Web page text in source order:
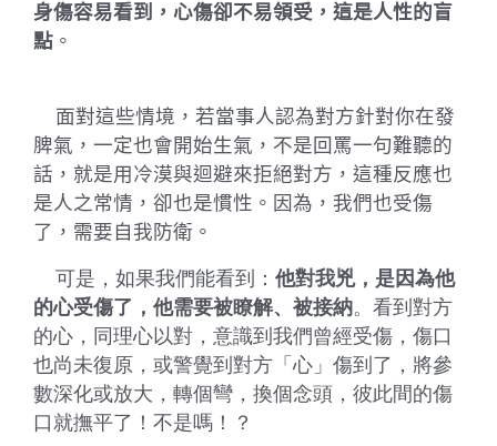
身傷容易看到，心傷卻不易領受，這是人性的盲
點 。
面對這些情境，若當事人認為對方針對你在發
脾氣，一定也會開始生氣，不是回罵一句難聽的
話，就是用冷漠與迴避來拒絕對方，這種反應也
是人之常情，卻也是慣性。因為，我們也受傷
了，需要自我防衛。
可是，如果我們能看到： 他對我兇，是因為他
的心受傷了，他需要被瞭解、被接納。看到對方
的心，同理心以對，意識到我們曾經受傷，傷口
也尚未復原，或警覺到對方「心」傷到了，將參
數深化或放大，轉個彎，換個念頭，彼此間的傷
口就撫平了！不是嗎！？